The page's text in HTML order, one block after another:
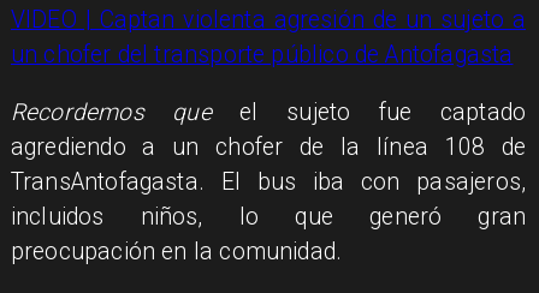
VIDEO | Captan violenta agresión de un sujeto a
un chofer del transporte público de Antofagasta
Recordemos queel sujeto fue captado
agrediendo a un chofer de la línea 108 de
TransAntofagasta. El bus iba con pasajeros,
incluidos niños, lo que generó gran
preocupación en la comunidad.